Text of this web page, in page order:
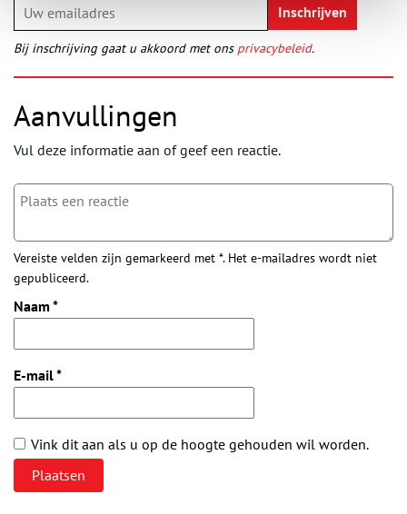
Bij inschrijving gaat u akkoord met ons privacybeleid.
Aanvullingen
Vul deze informatie aan of geef een reactie.
Vereiste velden zijn gemarkeerd met *. Het e-mailadres wordt niet
gepubliceerd.
Naam *
E-mail*
Vink dit aan als u op de hoogte gehouden wil worden.